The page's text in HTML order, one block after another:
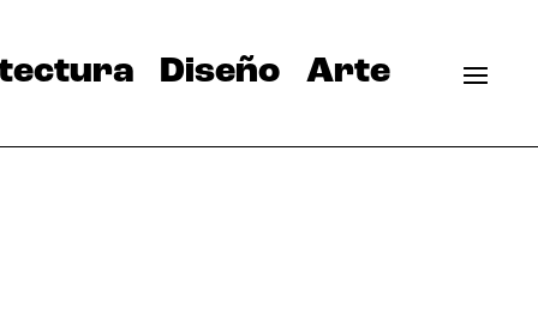
Diseño Arte